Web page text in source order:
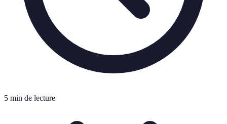
5 min de lecture